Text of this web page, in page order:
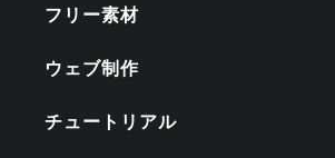
フリー素材
ウェブ制作
チュートリアル